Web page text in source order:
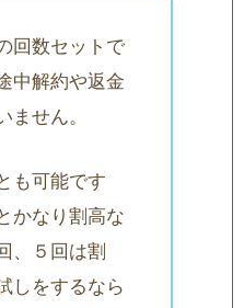
回数セットで
中解約や返金
ません。
も可能です
かなり割高な
、５回は割
しをするなら